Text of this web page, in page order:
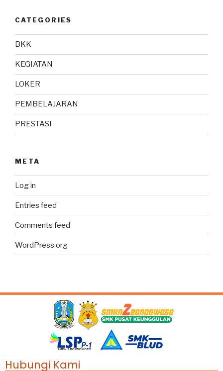
CATEGORIES
BKK
KEGIATAN
LOKER
PEMBELAJARAN
PRESTASI
META
Log in
Entries feed
Comments feed
WordPress.org
Hubungi Kami